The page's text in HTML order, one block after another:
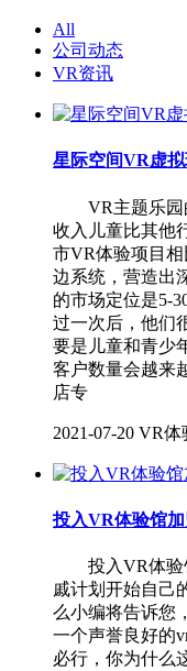
All
公司动态
VR资讯
星际空间VR虚
VR主题乐园的
收入儿童比其他
市VR体验项目
边系统，营造出
的市场定位是5-
过一次后，他们
要是儿童和青少
客户数量会越来
店专
2021-07-20 VR体
投入VR体验馆
投入VR体验
戚计划开始自己
么小编将告诉您
一个声誉良好
必行，你为什么